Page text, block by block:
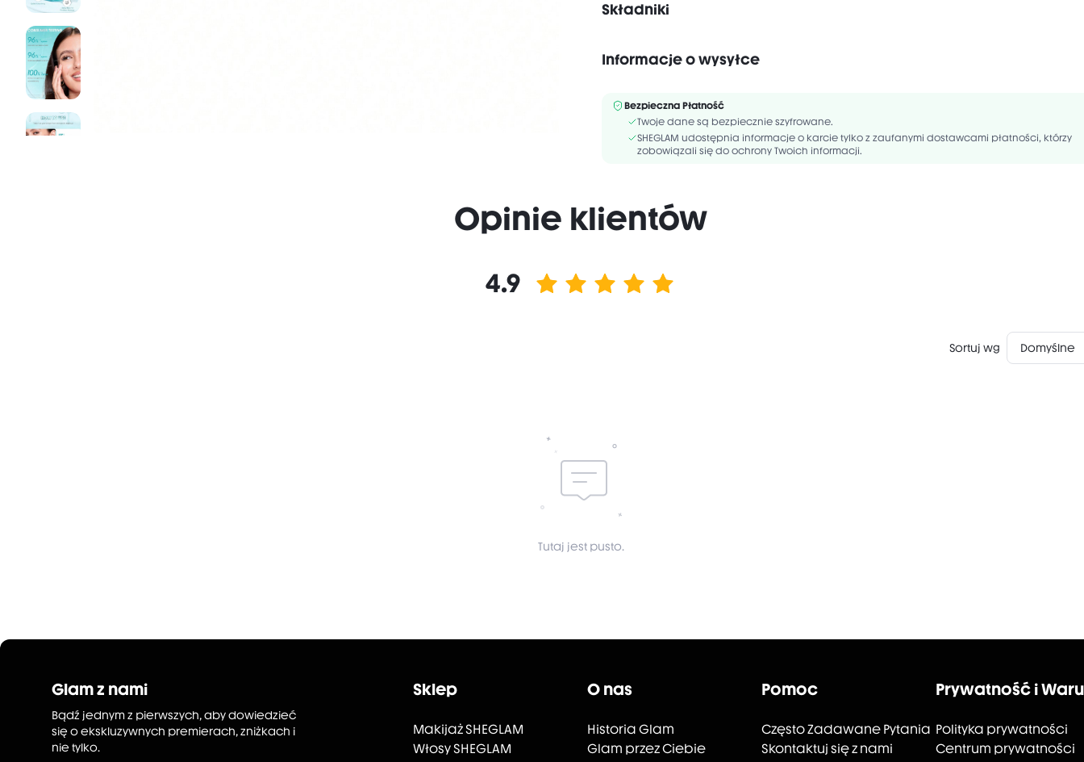
Składniki
WATER/AQUA/EAU, GLYCERIN, BUTYLENE GLYCOL, PROPANEDIOL, TRIMETHYLPENTANEDIOL/ADIPIC
ACID/GLYCERIN CROSSPOLYMER, PEG-240/HDI COPOLYMER BIS-DECYLTETRADECETH-20 ETHER,
HEXANEDIOL, HYDROXYACETOPHENONE, PEG-120 METHYL GLUCOSE DIOLEATE, NIACINAMIDE,
Informacje o wysyłce
Bezpieczna Płatność
Twoje dane są bezpiecznie szyfrowane.
SHEGLAM udostępnia informacje o karcie tylko z zaufanymi dostawcami płatności, którzy
zobowiązali się do ochrony Twoich informacji.
Opinie klientów
4.9
Sortuj wg Domyślne
Tutaj jest pusto.
Glam z nami
Bądź jednym z pierwszych, aby dowiedzieć
się o ekskluzywnych premierach, zniżkach i
nie tylko.
Sklep
Makijaż SHEGLAM
Włosy SHEGLAM
O nas
Historia Glam
Glam przez Ciebie
Pomoc
Często Zadawane Pytania
Skontaktuj się z nami
Prywatność i
Polityka prywatności
Centrum prywatności